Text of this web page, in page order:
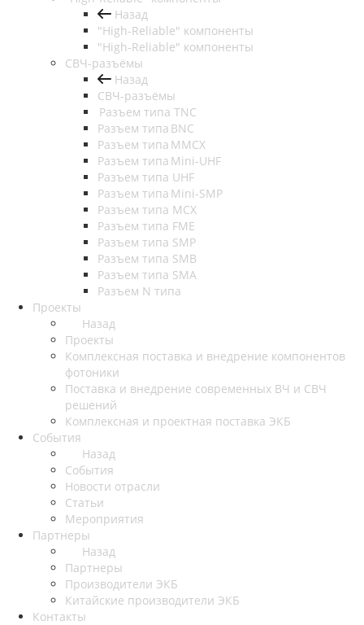
Назад
"High-Reliable" компоненты
"High-Reliable" компоненты
СВЧ-разъёмы
Назад
СВЧ-разъёмы
Разъем типа TNC
Разъем типа BNC
Разъем типа MMCX
Разъем типа Mini-UHF
Разъем типа UHF
Разъем типа Mini-SMP
Разъем типа MCX
Разъем типа FME
Разъем типа SMP
Разъем типа SMB
Разъем типа SMA
Разъем N типа
Проекты
Назад
Проекты
Комплексная поставка и внедрение компонентов
фотоники
Поставка и внедрение современных ВЧ и СВЧ
решений
Комплексная и проектная поставка ЭКБ
События
Назад
События
Новости отрасли
Статьи
Мероприятия
Партнеры
Назад
Партнеры
Производители ЭКБ
Китайские производители ЭКБ
Контакты